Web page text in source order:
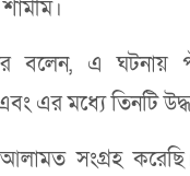
বলেন, এ ঘটনায়
এর মধ্যে তিনটি
সংগ্রহ